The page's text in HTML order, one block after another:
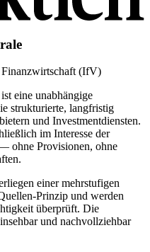
Finanzwirtschaft (IfV)
eine unabhängige
strukturierte, langfristig
und Investmentdiensten.
im Interesse der
ohne Provisionen, ohne
einer mehrstufigen
Prinzip und werden
überprüft. Die
und nachvollziehbar